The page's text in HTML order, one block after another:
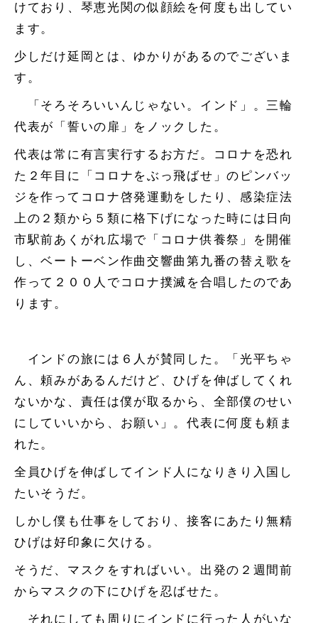
けており、琴恵光関の似顔絵を何度も出してい
ます。
少しだけ延岡とは、ゆかりがあるのでございま
す。
「そろそろいいんじゃない。インド」。三輪
代表が「誓いの扉」をノックした。
代表は常に有言実行するお方だ。コロナを恐れ
た２年目に「コロナをぶっ飛ばせ」のピンバッ
ジを作ってコロナ啓発運動をしたり、感染症法
上の２類から５類に格下げになった時には日向
市駅前あくがれ広場で「コロナ供養祭」を開催
し、ベートーベン作曲交響曲第九番の替え歌を
作って２００人でコロナ撲滅を合唱したのであ
ります。
インドの旅には６人が賛同した。「光平ちゃ
ん、頼みがあるんだけど、ひげを伸ばしてくれ
ないかな、責任は僕が取るから、全部僕のせい
にしていいから、お願い」。代表に何度も頼ま
れた。
全員ひげを伸ばしてインド人になりきり入国し
たいそうだ。
しかし僕も仕事をしており、接客にあたり無精
ひげは好印象に欠ける。
そうだ、マスクをすればいい。出発の２週間前
からマスクの下にひげを忍ばせた。
それにしても周りにインドに行った人がいな